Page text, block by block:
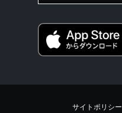
サイトポリシー